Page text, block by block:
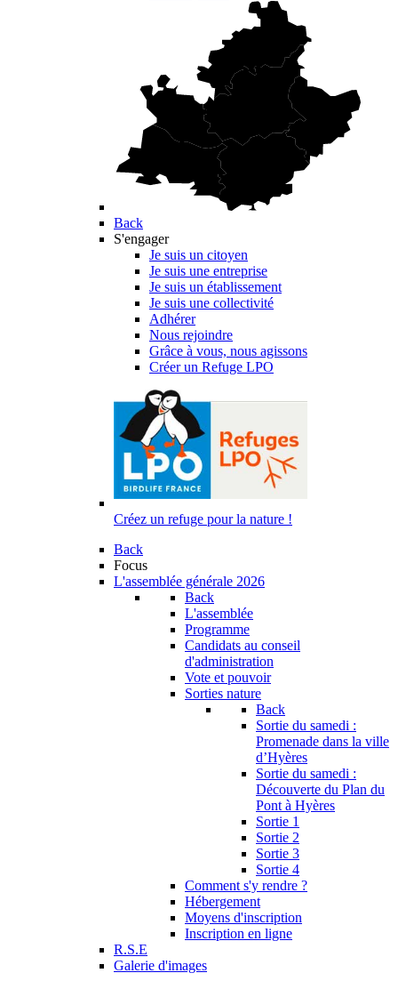
Back
S'engager
Je suis un citoyen
Je suis une entreprise
Je suis un établissement
Je suis une collectivité
Adhérer
Nous rejoindre
Grâce à vous, nous agissons
Créer un Refuge LPO
Créez un refuge pour la nature !
Back
Focus
L'assemblée générale 2026
Back
L'assemblée
Programme
Candidats au conseil
d'administration
Vote et pouvoir
Sorties nature
Back
Sortie du samedi :
Promenade dans la ville
d’Hyères
Sortie du samedi :
Découverte du Plan du
Pont à Hyères
Sortie 1
Sortie 2
Sortie 3
Sortie 4
Comment s'y rendre ?
Hébergement
Moyens d'inscription
Inscription en ligne
R.S.E
Galerie d'images